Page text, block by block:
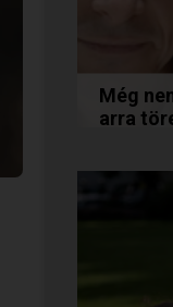
Még
arra
A